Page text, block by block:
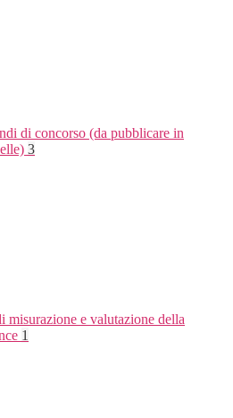
di concorso (da pubblicare in
3
misurazione e valutazione della
1